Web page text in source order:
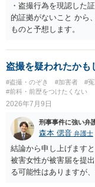
・盗撮行為を現認した
的証拠がないこと から
ものと予想します。
盗撮を疑われたかも
#盗撮・のぞき #加害者 #
#前科・前歴をつけたくない
2026年7月9日
刑事事件に強い弁
森本 偲音 弁護士
結論から申し上げます
被害女性が被害届を提
る可能性はありますが